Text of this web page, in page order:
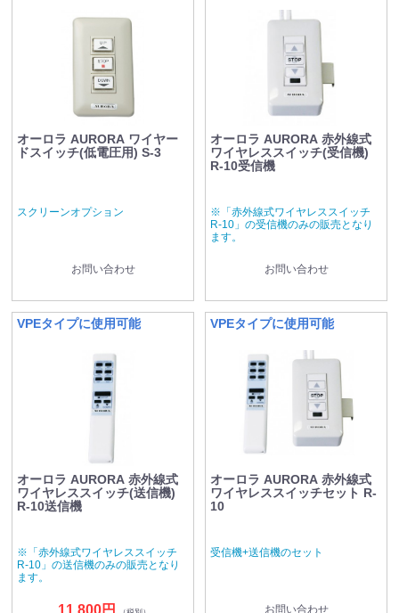
オーロラ AURORA ワイヤー
ドスイッチ(低電圧用) S-3
スクリーンオプション
お問い合わせ
オーロラ AURORA 赤外線式
ワイヤレススイッチ(受信機)
R-10受信機
※「赤外線式ワイヤレススイッチ
R-10」の受信機のみの販売となり
ます。
お問い合わせ
VPEタイプに使用可能
オーロラ AURORA 赤外線式
ワイヤレススイッチ(送信機)
R-10送信機
※「赤外線式ワイヤレススイッチ
R-10」の送信機のみの販売となり
ます。
11,800円
VPEタイプに使用可能
オーロラ AURORA 赤外線式
ワイヤレススイッチセット R-
10
受信機+送信機のセット
お問い合わせ